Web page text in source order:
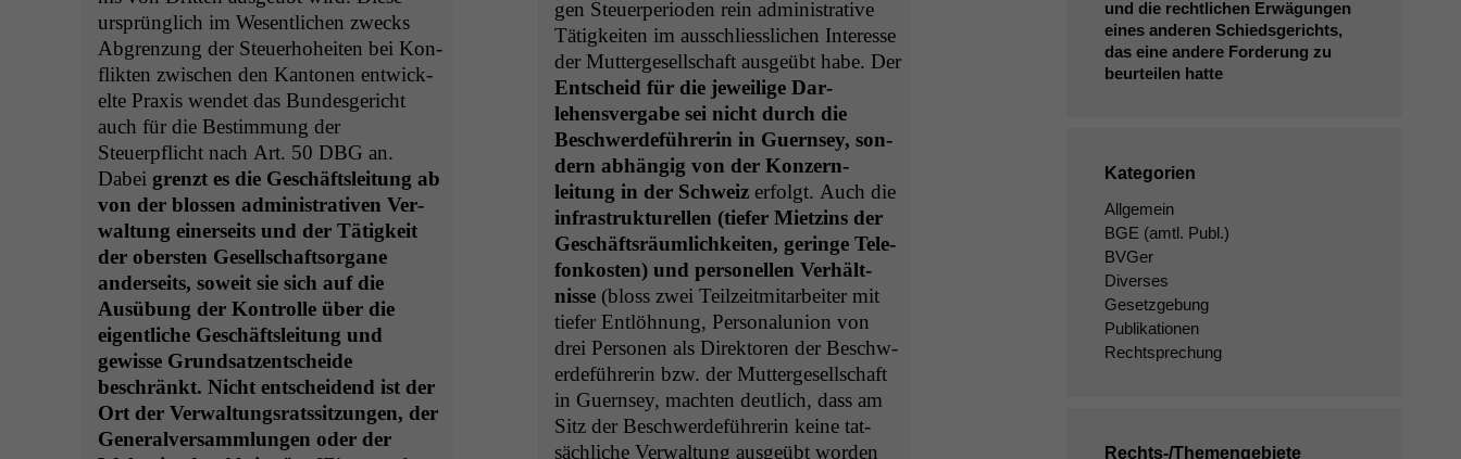
ursprünglich im Wesentlichen zwecks
Abgren­zung der Steuer­ho­heit­en bei Kon­
flik­ten zwis­chen den Kan­to­nen entwick­
elte Prax­is wen­det das Bun­des­gericht
auch für die Bes­tim­mung der
Steuerpflicht nach Art. 50 DBG an.
Dabei gren­zt es die Geschäft­sleitung ab
von der blossen admin­is­tra­tiv­en Ver­
wal­tung ein­er­seits und der Tätigkeit
der ober­sten Gesellschaft­sor­gane
ander­seits, soweit sie sich auf die
Ausübung der Kon­trolle über die
eigentliche Geschäft­sleitung und
gewisse Grund­satzentschei­de
beschränkt. Nicht entschei­dend ist der
Ort der Ver­wal­tungsratssitzun­gen, der
Gen­er­alver­samm­lun­gen oder der
gen Steuer­pe­ri­o­den rein admin­is­tra­tive
Tätigkeit­en im auss­chliesslichen Inter­esse
der Mut­terge­sellschaft aus­geübt habe. Der
Entscheid für die jew­eilige Dar­
lehensver­gabe sei nicht durch die
Beschw­erde­führerin in Guernsey, son­
dern abhängig von der Konz­ern­
leitung in der Schweiz erfol­gt. Auch die
infra­struk­turellen (tiefer Miet­zins der
Geschäft­sräum­lichkeit­en, geringe Tele­
fonkosten) und per­son­ellen Ver­hält­
nisse (bloss zwei Teilzeit­mi­tar­beit­er mit
tiefer Entlöh­nung, Per­son­alu­nion von
drei Per­so­n­en als Direk­toren der Beschw­
erde­führerin bzw. der Mut­terge­sellschaft
in Guernsey, macht­en deut­lich, dass am
Sitz der Beschw­erde­führerin keine tat­
säch­liche Ver­wal­tung aus­geübt wor­den
und die rechtlichen Erwägungen
eines anderen Schiedsgerichts,
das eine andere Forderung zu
beurteilen hatte
Kategorien
Allgemein
BGE (amtl. Publ.)
BVGer
Diverses
Gesetzgebung
Publikationen
Rechtsprechung
Rechts-/Themengebiete